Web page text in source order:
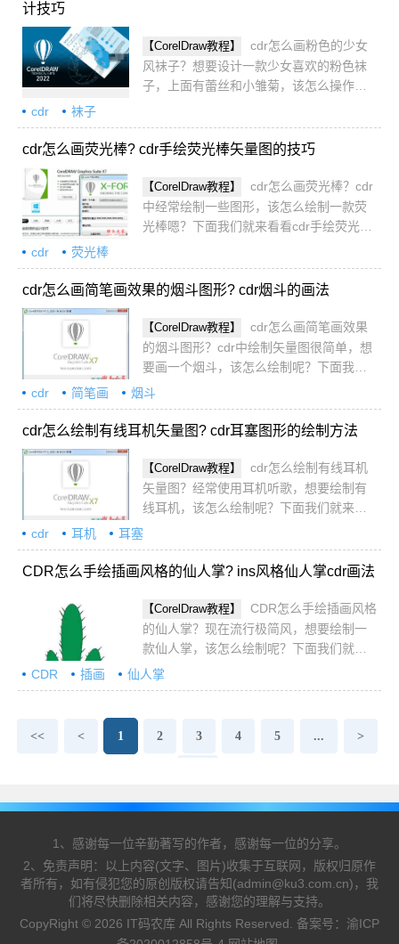
计技巧
【CorelDraw教程】
cdr怎么画粉色的少女
风袜子？想要设计一款少女喜欢的粉色袜
子，上面有蕾丝和小雏菊，该怎么操作
图纸设计技巧
cdr 袜子
cdr怎么画荧光棒? cdr手绘荧光棒矢量图的技巧
【CorelDraw教程】
cdr怎么画荧光棒？cdr
中经常绘制一些图形，该怎么绘制一款荧
光棒嗯？下面我们就来看看cdr手绘荧光棒
cdr 荧光棒
cdr怎么画简笔画效果的烟斗图形? cdr烟斗的画法
【CorelDraw教程】
cdr怎么画简笔画效果
的烟斗图形？cdr中绘制矢量图很简单，想
要画一个烟斗，该怎么绘制呢？下面我们
就来看看cdr烟斗的画法
cdr 简笔画 烟斗
cdr怎么绘制有线耳机矢量图? cdr耳塞图形的绘制方法
【CorelDraw教程】
cdr怎么绘制有线耳机
矢量图？经常使用耳机听歌，想要绘制有
线耳机，该怎么绘制呢？下面我们就来看
cdr 耳机 耳塞
CDR怎么手绘插画风格的仙人掌? ins风格仙人掌cdr画法
【CorelDraw教程】
CDR怎么手绘插画风格
的仙人掌？现在流行极简风，想要绘制一
款仙人掌，该怎么绘制呢？下面我们就来
看看ins风格仙人掌cdr画法，详细请看下文
介绍
CDR 插画 仙人掌
<< < 1 2 3 4 5 ... >
1、感谢每一位辛勤著写的作者，感谢每一位的分享。
2、免责声明：以上内容(文字、图片)收集于互联网，版权归原作
者所有，如有侵犯您的原创版权请告知(admin@ku3.com.cn)，我
们将尽快删除相关内容，感谢您的理解与支持。
CopyRight © 2026 IT码农库 All Rights Reserved. 备案号： 渝ICP